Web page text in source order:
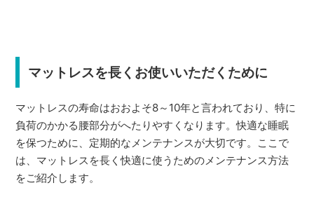
マットレスを長くお使いいただくために
マットレスの寿命はおおよそ8～10年と言われており、特に
負荷のかかる腰部分がへたりやすくなります。快適な睡眠
を保つために、定期的なメンテナンスが大切です。ここで
は、マットレスを長く快適に使うためのメンテナンス方法
をご紹介します。